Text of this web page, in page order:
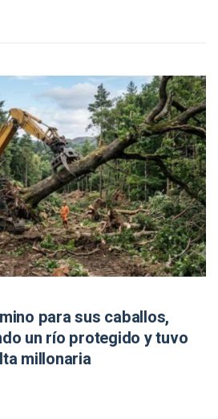
para sus caballos,
un río protegido y tuvo
millonaria